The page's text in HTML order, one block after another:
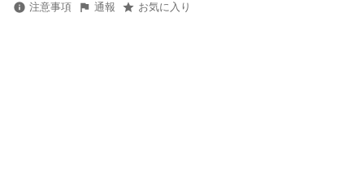
注意事項 通報 お気に入り